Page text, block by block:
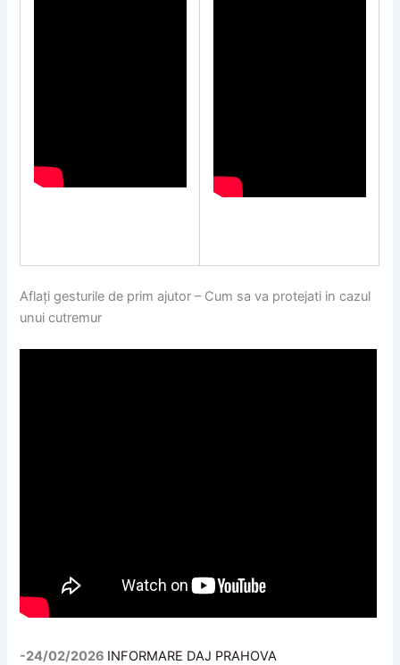
Aflați gesturile de prim ajutor – Cum sa va protejati in cazul
unui cutremur
-24/02/2026 INFORMARE DAJ PRAHOVA